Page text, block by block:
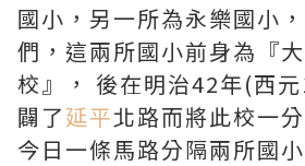
國小，另一所為永樂國小
們，這兩所國小前身為『
校』， 後在明治42年(西
闢了延平北路而將此校一
今日一條馬路分隔兩所國